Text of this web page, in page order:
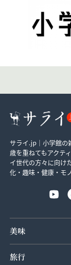
サライ.jp｜小学館の
歳を重ねてもアクテ
イ世代の方々に向け
化・趣味・健康・モ
美味
旅行